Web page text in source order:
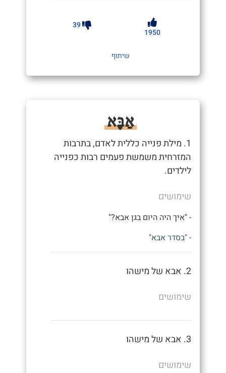
1950
39
שיתוף
אַבָּא
1. מילת פנייה כללית לאדם, בתרבות
המזרחית משמשת פעמים רבות כפנייה
לילדים.
שימושים
- "איך היה היום בגן אבא?"
- "בסדר אבא"
2. אבא של מישהו
שימושים
3. אבא של מישהו
שימושים